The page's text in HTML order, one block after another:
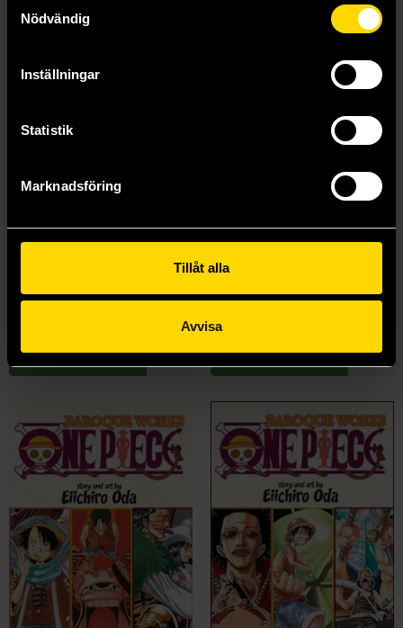
Nödvändig
Inställningar
Statistik
Marknadsföring
Tillåt alla
Avvisa
One Piece Vol 2: Buggy the Clown
139 kr 139 kr